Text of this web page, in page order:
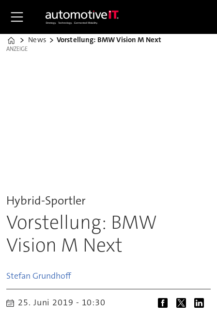
Home
News Vorstellung: BMW Vision M Next
ANZEIGE
ANZEIGE
Hybrid-Sportler
Vorstellung: BMW
Vision M Next
Stefan Grundhoff
25. Juni 2019 - 10:30